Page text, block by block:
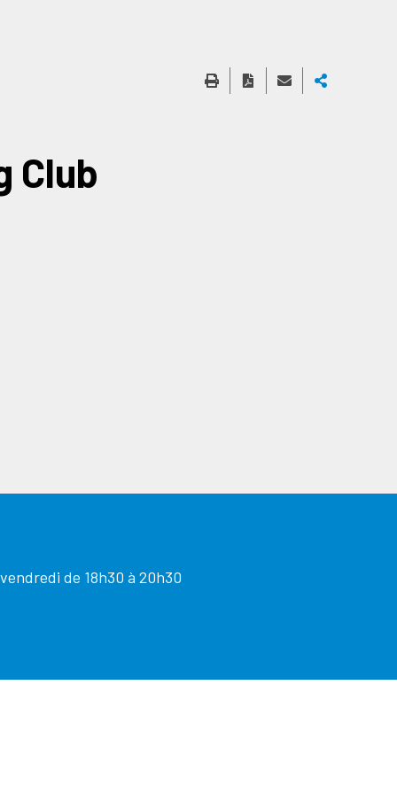
Club
de 18h30 à 20h30